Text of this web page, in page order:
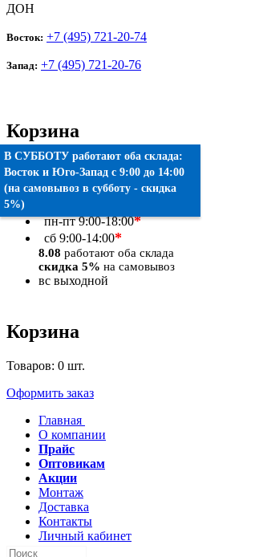
ДОН
Восток: +7 (495) 721-20-74
Запад: +7 (495) 721-20-76
Корзина
Товаров:0 шт.
Оформить заказ
пн-пт9:00-18:00*
сб 9:00-14:00*
8.08 работают оба склада
скидка 5% на самовывоз
вс выходной
Корзина
Товаров: 0 шт.
Оформить заказ
Главная
О компании
Прайс
Оптовикам
Акции
Монтаж
Доставка
Контакты
Личный кабинет
В СУББОТУ работают оба склада:
Восток и Юго-Запад c 9:00 до 14:00
(на самовывоз в субботу - скидка
5%)